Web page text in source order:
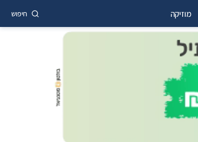
מוזיקה חיפוש